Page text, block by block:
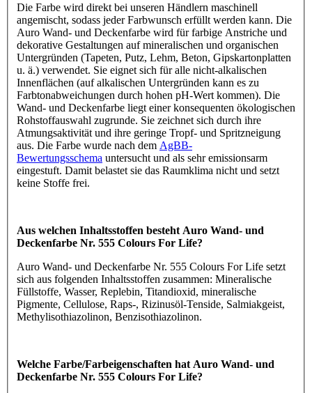
Die Farbe wird direkt bei unseren Händlern maschinell
angemischt, sodass jeder Farbwunsch erfüllt werden kann. Die
Auro Wand- und Deckenfarbe wird für farbige Anstriche und
dekorative Gestaltungen auf mineralischen und organischen
Untergründen (Tapeten, Putz, Lehm, Beton, Gipskartonplatten
u. ä.) verwendet. Sie eignet sich für alle nicht-alkalischen
Innenflächen (auf alkalischen Untergründen kann es zu
Farbtonabweichungen durch hohen pH-Wert kommen). Die
Wand- und Deckenfarbe liegt einer konsequenten ökologischen
Rohstoffauswahl zugrunde. Sie zeichnet sich durch ihre
Atmungsaktivität und ihre geringe Tropf- und Spritzneigung
aus. Die Farbe wurde nach dem AgBB-
Bewertungsschema untersucht und als sehr emissionsarm
eingestuft. Damit belastet sie das Raumklima nicht und setzt
keine Stoffe frei.
Aus welchen Inhaltsstoffen besteht Auro Wand- und
Deckenfarbe Nr. 555 Colours For Life?
Auro Wand- und Deckenfarbe Nr. 555 Colours For Life setzt
sich aus folgenden Inhaltsstoffen zusammen: Mineralische
Füllstoffe, Wasser, Replebin, Titandioxid, mineralische
Pigmente, Cellulose, Raps-, Rizinusöl-Tenside, Salmiakgeist,
Methylisothiazolinon, Benzisothiazolinon.
Welche Farbe/Farbeigenschaften hat Auro Wand- und
Deckenfarbe Nr. 555 Colours For Life?